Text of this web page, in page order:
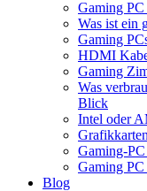
Gaming
Was ist ein
Gaming
HDMI
Gaming
Was
Blick
Intel oder
Gaming-
Gaming
Blog